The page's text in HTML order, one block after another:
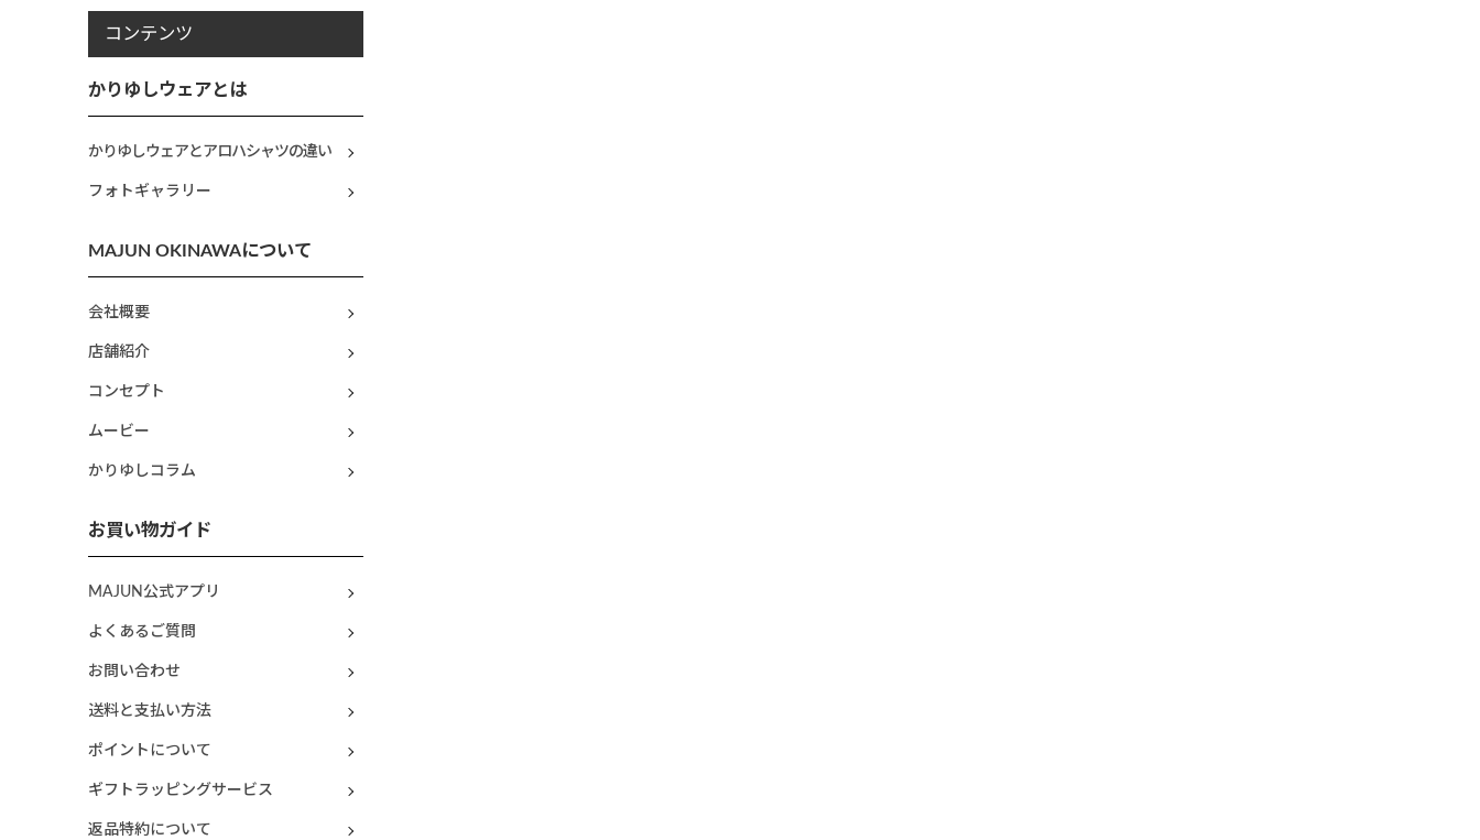
コンテンツ
かりゆしウェアとは
かりゆしウェアとアロハシャツの違い
フォトギャラリー
MAJUN OKINAWAについて
会社概要
店舗紹介
コンセプト
ムービー
かりゆしコラム
お買い物ガイド
MAJUN公式アプリ
よくあるご質問
お問い合わせ
送料と支払い方法
ポイントについて
ギフトラッピングサービス
返品特約について